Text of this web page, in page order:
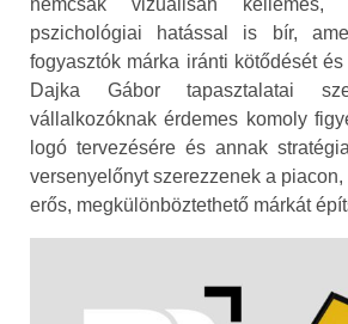
nemcsak vizuálisan kellemes,
pszichológiai hatással is bír,
fogyasztók márka iránti kötődését
Dajka Gábor tapasztalatai
vállalkozóknak érdemes komoly
logó tervezésére és annak
versenyelőnyt szerezzenek a
erős, megkülönböztethető márkát